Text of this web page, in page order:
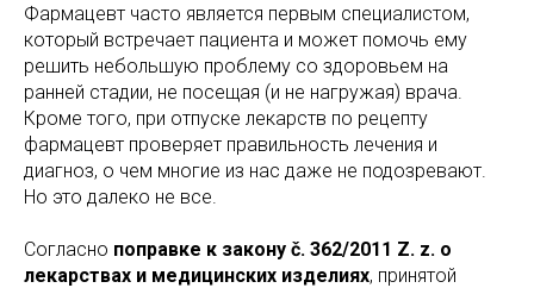
Фармацевт часто является первым специалистом,
который встречает пациента и может помочь ему
решить небольшую проблему со здоровьем на
ранней стадии, не посещая (и не нагружая) врача.
Кроме того, при отпуске лекарств по рецепту
фармацевт проверяет правильность лечения и
диагноз, о чем многие из нас даже не подозревают.
Но это далеко не все.
Согласно поправке к закону č. 362/2011 Z. z. о
лекарствах и медицинских изделиях, принятой